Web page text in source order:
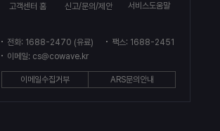
고객센터 홈 신고/문의/제안 서비스도움말
전화: 1688-2470 (유료)
팩스: 1688-2451
이메일: cs@cowave.kr
이메일수집거부 ARS문의안내